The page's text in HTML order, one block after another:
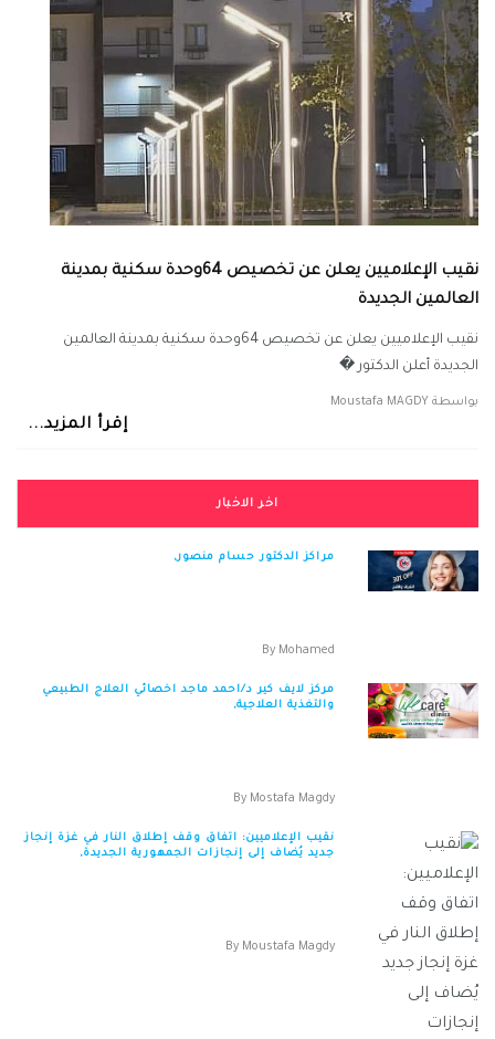
نقيب الإعلاميين يعلن عن تخصيص 64وحدة سكنية بمدينة
العالمين الجديدة
نقيب الإعلاميين يعلن عن تخصيص 64وحدة سكنية بمدينة العالمين
الجديدة أعلن الدكتور �
بواسطة Moustafa MAGDY
إقرأ المزيد...
اخر الاخبار
مراكز الدكتور حسام منصور,
By Mohamed
مركز لايف كير د/احمد ماجد اخصائي العلاج الطبيعي
والتغذية العلاجية,
By Mostafa Magdy
نقيب الإعلاميين: اتفاق وقف إطلاق النار في غزة إنجاز
جديد يُضاف إلى إنجازات الجمهورية الجديدة,
By Moustafa Magdy